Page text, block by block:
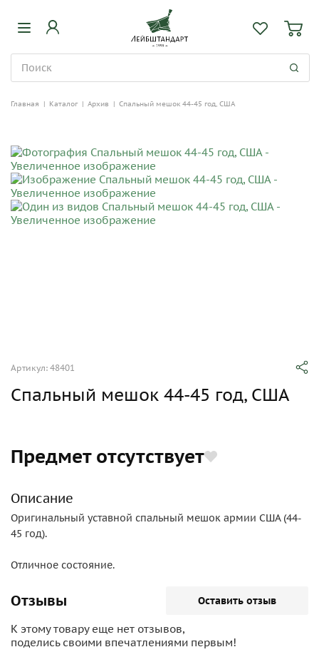
Главная | Каталог | Архив | Спальный мешок 44-45 год, США
Артикул: 48401
Спальный мешок 44-45 год, США
Предмет отсутствует
Описание
Оригинальный уставной спальный мешок армии США (44-
45 год).
Отличное состояние.
Отзывы Оставить отзыв
К этому товару еще нет отзывов,
поделись своими впечатлениями первым!